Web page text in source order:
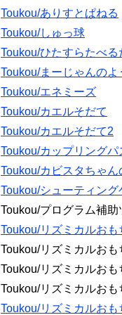
Toukou/ありすとぱねる
Toukou/しゅっ球
Toukou/ひたすらたべる
Toukou/まーじゃんの
Toukou/エネミーズ
Toukou/カエルそだて
Toukou/カエルそだて2
Toukou/カップリングパ
Toukou/カビスタちゃ
Toukou/シューティング
Toukou/プログラム補
Toukou/リズミカルおも
Toukou/リズミカルおも
Toukou/リズミカルお
Toukou/リズミカルおも
Toukou/リズミカルお